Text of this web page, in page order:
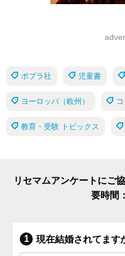
ポプラ社 児童書
ヨーロッパ（欧州）
教育・受験 トピックス
リセマムアンケートにご
要時間
現在結婚されてます